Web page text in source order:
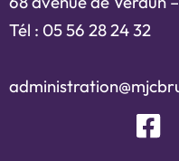
Tél : 05 56 28 24 32